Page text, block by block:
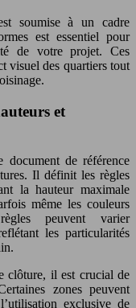
soumise à un cadre
est essentiel pour
de votre projet. Ces
visuel des quartiers tout
et
de référence
Il définit les règles
la hauteur maximale
même les couleurs
peuvent varier
les particularités
clôture, il est crucial de
zones peuvent
exclusive de